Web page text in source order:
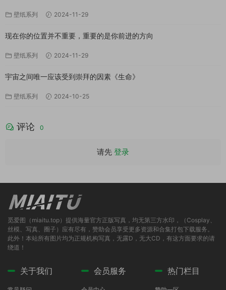
壁纸系列 2024-11-29
现在你的位置并不重要，重要的是你前进的方向
壁纸系列 2024-11-29
宇宙之间唯一应该受到崇拜的因素《生命》
壁纸系列 2024-10-25
评论 0
请先 登录
觅爱图（miaitu.top）提供海量官方正版写真，均无第三方水印，（Cosplay、
丝模、写真、圈子）应有尽有，赞助会员享受更多资源和合集打包下载服务。
此外！本站所有图片均为正规机构写真，无露D，无大CD，有这方面要求的请
绕道！
关于我们 会员服务 热门栏目